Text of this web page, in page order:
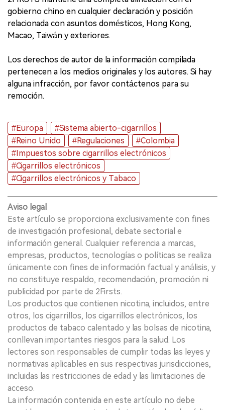
gobierno chino en cualquier declaración y posición
relacionada con asuntos domésticos, Hong Kong,
Macao, Taiwán y exteriores.
Los derechos de autor de la información compilada
pertenecen a los medios originales y los autores. Si hay
alguna infracción, por favor contáctenos para su
remoción.
#Europa
#Sistema abierto-cigarrillos
#Reino Unido
#Regulaciones
#Colombia
#Impuestos sobre cigarrillos electrónicos
#Cigarrillos electrónicos
#Cigarrillos electrónicos y Tabaco
Aviso legal
Este artículo se proporciona exclusivamente con fines
de investigación profesional, debate sectorial e
información general. Cualquier referencia a marcas,
empresas, productos, tecnologías o políticas se realiza
únicamente con fines de información factual y análisis, y
no constituye respaldo, recomendación, promoción ni
publicidad por parte de 2Firsts.
Los productos que contienen nicotina, incluidos, entre
otros, los cigarrillos, los cigarrillos electrónicos, los
productos de tabaco calentado y las bolsas de nicotina,
conllevan importantes riesgos para la salud. Los
lectores son responsables de cumplir todas las leyes y
normativas aplicables en sus respectivas jurisdicciones,
incluidas las restricciones de edad y las limitaciones de
acceso.
La información contenida en este artículo no debe